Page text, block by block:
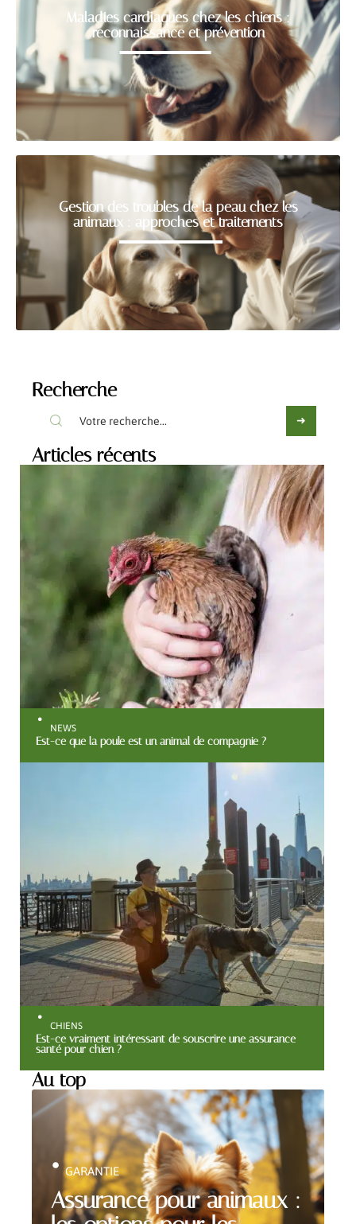
Maladies cardiaques chez les chiens :
reconnaissance et prévention
Gestion des troubles de la peau chez les
animaux : approches et traitements
Recherche
Articles récents
NEWS
Est-ce que la poule est un animal de compagnie ?
CHIENS
Est-ce vraiment intéressant de souscrire une assurance
santé pour chien ?
Au top
Assurance pour animaux :
GARANTIE